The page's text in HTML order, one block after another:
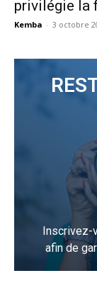
privilégie la
Kemba - 3 octobre
Inscrivez-
afin de